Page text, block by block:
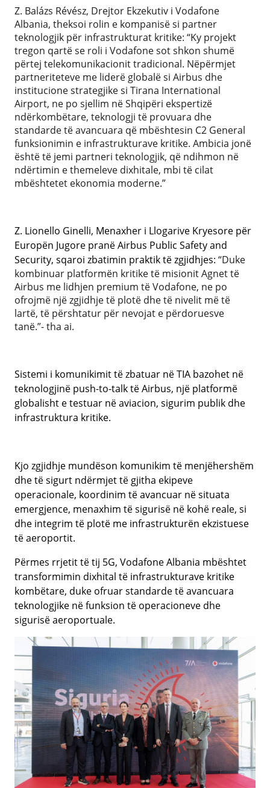
Z. Balázs Révész, Drejtor Ekzekutiv i Vodafone
Albania, theksoi rolin e kompanisë si partner
teknologjik për infrastrukturat kritike: “Ky projekt
tregon qartë se roli i Vodafone sot shkon shumë
përtej telekomunikacionit tradicional. Nëpërmjet
partneriteteve me liderë globalë si Airbus dhe
institucione strategjike si Tirana International
Airport, ne po sjellim në Shqipëri ekspertizë
ndërkombëtare, teknologji të provuara dhe
standarde të avancuara që mbështesin C2 General
funksionimin e infrastrukturave kritike. Ambicia jonë
është të jemi partneri teknologjik, që ndihmon në
ndërtimin e themeleve dixhitale, mbi të cilat
mbështetet ekonomia moderne.”
Z. Lionello Ginelli, Menaxher i Llogarive Kryesore për
Europën Jugore pranë Airbus Public Safety and
Security, sqaroi zbatimin praktik të zgjidhjes: “Duke
kombinuar platformën kritike të misionit Agnet të
Airbus me lidhjen premium të Vodafone, ne po
ofrojmë një zgjidhje të plotë dhe të nivelit më të
lartë, të përshtatur për nevojat e përdoruesve
tanë.”- tha ai.
Sistemi i komunikimit të zbatuar në TIA bazohet në
teknologjinë push-to-talk të Airbus, një platformë
globalisht e testuar në aviacion, sigurim publik dhe
infrastruktura kritike.
Kjo zgjidhje mundëson komunikim të menjëhershëm
dhe të sigurt ndërmjet të gjitha ekipeve
operacionale, koordinim të avancuar në situata
emergjence, menaxhim të sigurisë në kohë reale, si
dhe integrim të plotë me infrastrukturën ekzistuese
të aeroportit.
Përmes rrjetit të tij 5G, Vodafone Albania mbështet
transformimin dixhital të infrastrukturave kritike
kombëtare, duke ofruar standarde të avancuara
teknologjike në funksion të operacioneve dhe
sigurisë aeroportuale.